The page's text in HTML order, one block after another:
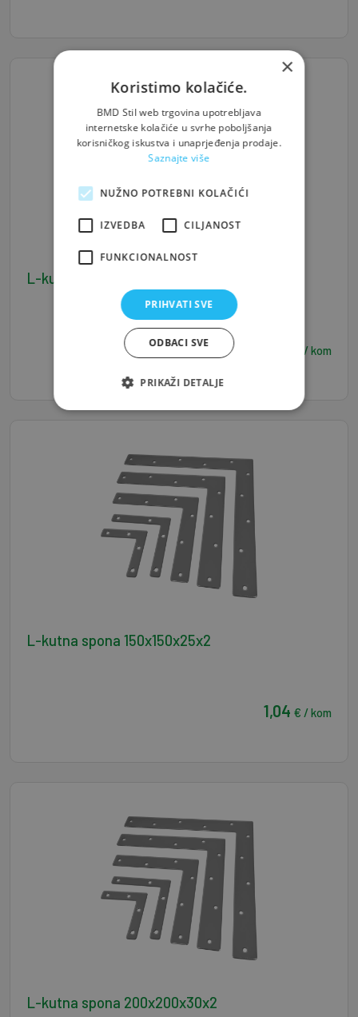
L-kutna spona 100x100x15x2
€ / kom
L-kutna spona 150x150x25x2
1,04 € / kom
L-kutna spona 200x200x30x2
×
Koristimo kolačiće.
BMD Stil web trgovina upotrebljava
internetske kolačiće u svrhe poboljšanja
korisničkog iskustva i unaprjeđenja prodaje.
Saznajte više
NUŽNO POTREBNI KOLAČIĆI
IZVEDBA CILJANOST
FUNKCIONALNOST
PRIHVATI SVE
ODBACI SVE
PRIKAŽI DETALJE